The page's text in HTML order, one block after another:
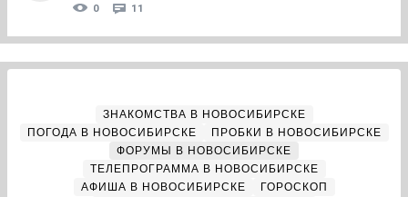
0 11
ЗНАКОМСТВА В НОВОСИБИРСКЕ
ПОГОДА В НОВОСИБИРСКЕ
ПРОБКИ В НОВОСИБИРСКЕ
ФОРУМЫ В НОВОСИБИРСКЕ
ТЕЛЕПРОГРАММА В НОВОСИБИРСКЕ
АФИША В НОВОСИБИРСКЕ
ГОРОСКОП